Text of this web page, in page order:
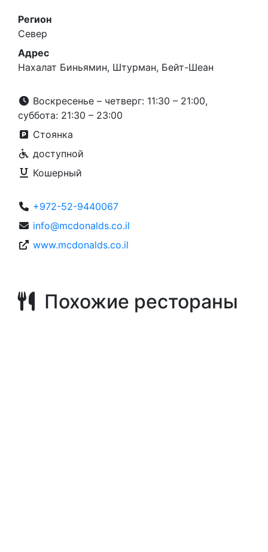
Регион
Север
Адрес
Нахалат Биньямин, Штурман, Бейт-Шеан
Воскресенье – четверг: 11:30 – 21:00,
суббота: 21:30 – 23:00
Стоянка
доступной
Кошерный
+972-52-9440067
info@mcdonalds.co.il
www.mcdonalds.co.il
Похожие рестораны